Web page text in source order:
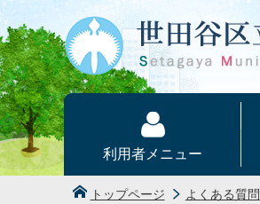
本文へ
利用者メニュー
トップページ よくある質問